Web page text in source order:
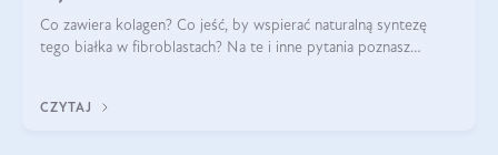
Co zawiera kolagen? Co jeść, by wspierać naturalną syntezę
tego białka w fibroblastach? Na te i inne pytania poznasz
CZYTAJ